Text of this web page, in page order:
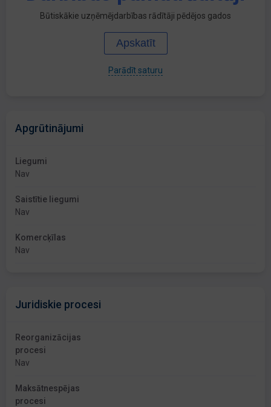
Būtiskākie uzņēmējdarbības rādītāji pēdējos gados
Apskatīt
Parādīt saturu
Apgrūtinājumi
Liegumi
Nav
Saistītie liegumi
Nav
Komercķīlas
Nav
Juridiskie procesi
Reorganizācijas
procesi
Nav
Maksātnespējas
procesi